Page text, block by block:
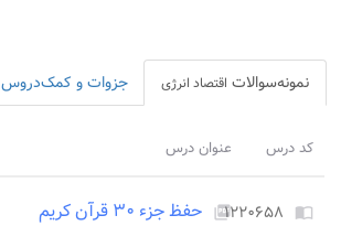
نمونه‌سوالات اقتصاد انرژی جزوات و کمک‌دروس
کد درس عنوان درس
import_contacts ۱۲۲۰۶۵۸picture_as_pdf حفظ جزء ۳۰ قرآن کریم